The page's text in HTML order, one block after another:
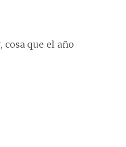
que el año